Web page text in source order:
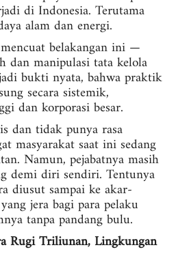
di Indonesia. Terutama
alam dan energi.
belakangan ini —
dan manipulasi tata kelola
bukti nyata, bahwa praktik
secara sistemik,
dan korporasi besar.
dan tidak punya rasa
masyarakat saat ini sedang
Namun, pejabatnya masih
demi diri sendiri. Tentunya
diusut sampai ke akar-
jera bagi para pelaku
tanpa pandang bulu.
Rugi Triliunan, Lingkungan